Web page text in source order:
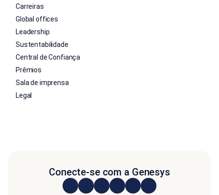
Carreiras
Global offices
Leadership
Sustentabilidade
Central de Confiança
Prêmios
Sala de imprensa
Legal
Conecte-se com a Genesys